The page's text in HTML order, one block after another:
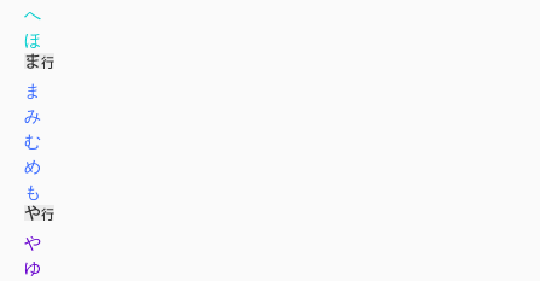
へ
ほ
ま
み
む
め
も
や
ゆ